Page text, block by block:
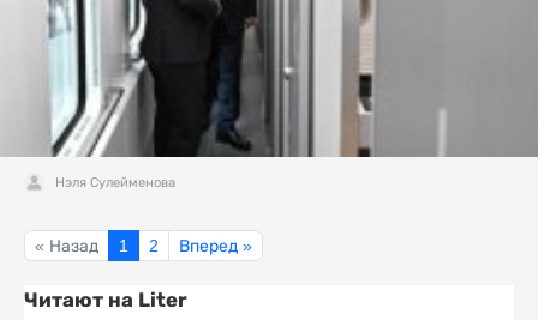
Нэля Сулейменова
« Назад 1 2 Вперед »
Читают на Liter